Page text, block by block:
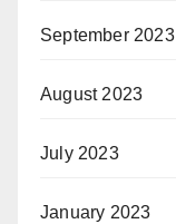
September 2023
August 2023
July 2023
January 2023